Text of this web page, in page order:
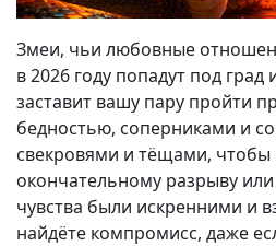
Змеи, чьи любовные
в 2026 году попадут под
заставит вашу пару пройти
бедностью, соперниками и
свекровями и тёщами, чтобы
окончательному разрыву
чувства были искренними и
найдёте компромисс, даже